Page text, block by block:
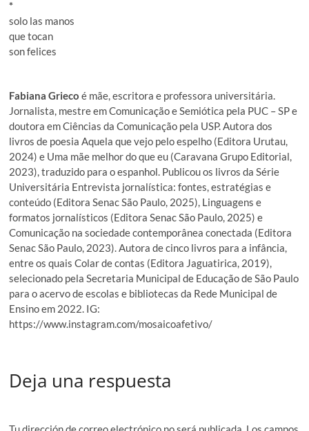
*
solo las manos
que tocan
son felices
Fabiana Grieco é mãe, escritora e professora universitária.
Jornalista, mestre em Comunicação e Semiótica pela PUC – SP e
doutora em Ciências da Comunicação pela USP. Autora dos
livros de poesia Aquela que vejo pelo espelho (Editora Urutau,
2024) e Uma mãe melhor do que eu (Caravana Grupo Editorial,
2023), traduzido para o espanhol. Publicou os livros da Série
Universitária Entrevista jornalística: fontes, estratégias e
conteúdo (Editora Senac São Paulo, 2025), Linguagens e
formatos jornalísticos (Editora Senac São Paulo, 2025) e
Comunicação na sociedade contemporânea conectada (Editora
Senac São Paulo, 2023). Autora de cinco livros para a infância,
entre os quais Colar de contas (Editora Jaguatirica, 2019),
selecionado pela Secretaria Municipal de Educação de São Paulo
para o acervo de escolas e bibliotecas da Rede Municipal de
Ensino em 2022. IG:
https://www.instagram.com/mosaicoafetivo/
Deja una respuesta